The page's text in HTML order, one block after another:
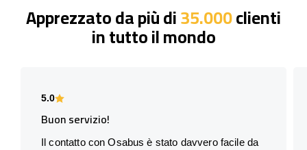
Apprezzato da più di35.000clienti
in tutto il mondo
5.0
Buon servizio!
Il contatto con Osabus è stato davvero facile da